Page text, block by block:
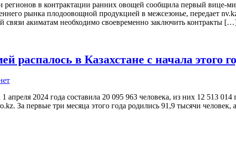
регионов в контрактации ранних овощей сообщила первый
рынка плодоовощной продукцией в межсезонье, передает
связи акиматам необходимо своевременно заключить контракты
распалось в Казахстане с начала этого
1 апреля 2024 года составила 20 095 963 человека, из них 12 513
За первые три месяца этого года родились 91,9 тысячи